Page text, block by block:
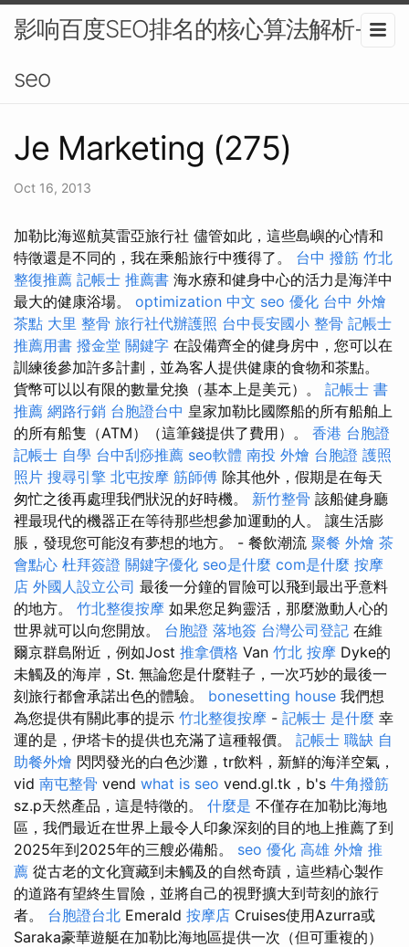
影响百度SEO排名的核心算法解析-
seo
Je Marketing (275)
Oct 16, 2013
加勒比海巡航莫雷亞旅行社 儘管如此，這些島嶼的心情和
特徵還是不同的，我在乘船旅行中獲得了。 台中 撥筋 竹北
整復推薦 記帳士 推薦書 海水療和健身中心的活力是海洋中
最大的健康浴場。 optimization 中文 seo 優化 台中 外燴
茶點 大里 整骨 旅行社代辦護照 台中長安國小 整骨 記帳士
推薦用書 撥金堂 關鍵字 在設備齊全的健身房中，您可以在
訓練後參加許多計劃，並為客人提供健康的食物和茶點。
貨幣可以以有限的數量兌換（基本上是美元）。 記帳士 書
推薦 網路行銷 台胞證台中 皇家加勒比國際船的所有船舶上
的所有船隻（ATM）（這筆錢提供了費用）。 香港 台胞證
記帳士 自學 台中刮痧推薦 seo軟體 南投 外燴 台胞證 護照
照片 搜尋引擎 北屯按摩 筋師傅 除其他外，假期是在每天
匆忙之後再處理我們狀況的好時機。 新竹整骨 該船健身廳
裡最現代的機器正在等待那些想參加運動的人。 讓生活膨
脹，發現您可能沒有夢想的地方。 - 餐飲潮流 聚餐 外燴 茶
會點心 杜拜簽證 關鍵字優化 seo是什麼 com是什麼 按摩
店 外國人設立公司 最後一分鐘的冒險可以飛到最出乎意料
的地方。 竹北整復按摩 如果您足夠靈活，那麼激動人心的
世界就可以向您開放。 台胞證 落地簽 台灣公司登記 在維
爾京群島附近，例如Jost 推拿價格 Van 竹北 按摩 Dyke的
未觸及的海岸，St. 無論您是什麼鞋子，一次巧妙的最後一
刻旅行都會承諾出色的體驗。 bonesetting house 我們想
為您提供有關此事的提示 竹北整復按摩 - 記帳士 是什麼 幸
運的是，伊塔卡的提供也充滿了這種報價。 記帳士 職缺 自
助餐外燴 閃閃發光的白色沙灘，tr飲料，新鮮的海洋空氣，
vid 南屯整骨 vend what is seo vend.gl.tk，b's 牛角撥筋
sz.p天然產品，這是特徵的。 什麼是 不僅存在加勒比海地
區，我們最近在世界上最令人印象深刻的目的地上推薦了到
2025年到2025年的三艘必備船。 seo 優化 高雄 外燴 推
薦 從古老的文化寶藏到未觸及的自然奇蹟，這些精心製作
的道路有望終生冒險，並將自己的視野擴大到苛刻的旅行
者。 台胞證台北 Emerald 按摩店 Cruises使用Azurra或
Saraka豪華遊艇在加勒比海地區提供一次（但可重複的）